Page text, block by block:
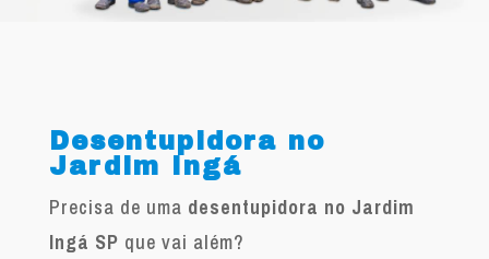
Desentupidora no
Jardim Ingá
Precisa de uma desentupidora no Jardim
Ingá SP que vai além?